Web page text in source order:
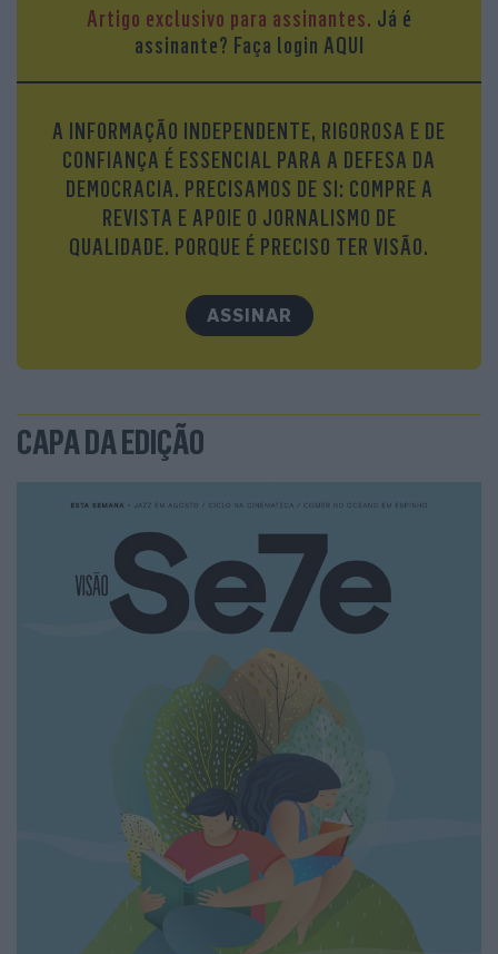
Artigo exclusivo para assinantes. Já é
assinante? Faça login AQUI
A INFORMAÇÃO INDEPENDENTE, RIGOROSA E DE
CONFIANÇA É ESSENCIAL PARA A DEFESA DA
DEMOCRACIA. PRECISAMOS DE SI: COMPRE A
REVISTA E APOIE O JORNALISMO DE
QUALIDADE. PORQUE É PRECISO TER VISÃO.
ASSINAR
CAPA DA EDIÇÃO